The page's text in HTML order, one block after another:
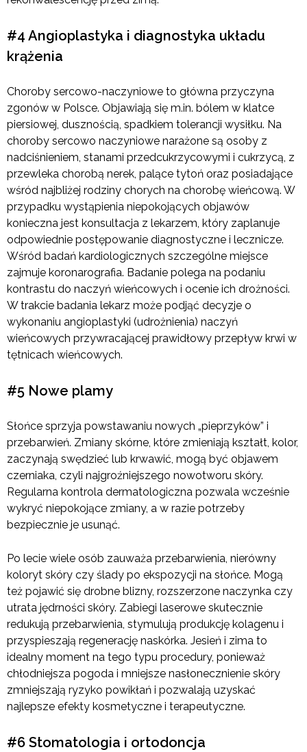
#4 Angioplastyka i diagnostyka układu
krążenia
Choroby sercowo-naczyniowe to główna przyczyna
zgonów w Polsce. Objawiają się m.in. bólem w klatce
piersiowej, dusznością, spadkiem tolerancji wysiłku. Na
choroby sercowo naczyniowe narażone są osoby z
nadciśnieniem, stanami przedcukrzycowymi i cukrzycą, z
przewleka chorobą nerek, palące tytoń oraz posiadające
wśród najbliżej rodziny chorych na chorobę wieńcową. W
przypadku wystąpienia niepokojących objawów
konieczna jest konsultacja z lekarzem, który zaplanuje
odpowiednie postępowanie diagnostyczne i lecznicze.
Wśród badań kardiologicznych szczególne miejsce
zajmuje koronarografia. Badanie polega na podaniu
kontrastu do naczyń wieńcowych i ocenie ich drożności.
W trakcie badania lekarz może podjąć decyzje o
wykonaniu angioplastyki (udrożnienia) naczyń
wieńcowych przywracającej prawidłowy przepływ krwi w
tętnicach wieńcowych.
#5 Nowe plamy
Słońce sprzyja powstawaniu nowych „pieprzyków” i
przebarwień. Zmiany skórne, które zmieniają kształt, kolor,
zaczynają swędzieć lub krwawić, mogą być objawem
czerniaka, czyli najgroźniejszego nowotworu skóry.
Regularna kontrola dermatologiczna pozwala wcześnie
wykryć niepokojące zmiany, a w razie potrzeby
bezpiecznie je usunąć.
Po lecie wiele osób zauważa przebarwienia, nierówny
koloryt skóry czy ślady po ekspozycji na słońce. Mogą
też pojawić się drobne blizny, rozszerzone naczynka czy
utrata jędrności skóry. Zabiegi laserowe skutecznie
redukują przebarwienia, stymulują produkcję kolagenu i
przyspieszają regenerację naskórka. Jesień i zima to
idealny moment na tego typu procedury, ponieważ
chłodniejsza pogoda i mniejsze nasłonecznienie skóry
zmniejszają ryzyko powikłań i pozwalają uzyskać
najlepsze efekty kosmetyczne i terapeutyczne.
#6 Stomatologia i ortodoncja